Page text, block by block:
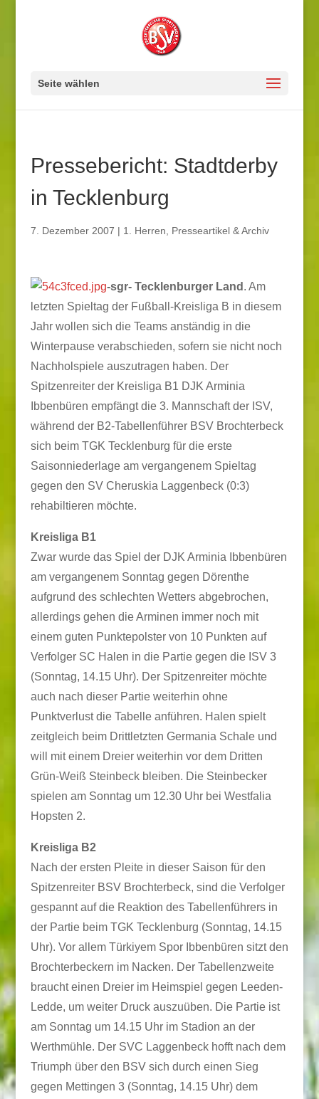
Seite wählen
Pressebericht: Stadtderby
in Tecklenburg
7. Dezember 2007 | 1. Herren Presseartikel & Archiv
-sgr- Tecklenburger Land . Am
letzten Spieltag der Fußball-Kreisliga B in diesem
Jahr wollen sich die Teams anständig in die
Winterpause verabschieden, sofern sie nicht noch
Nachholspiele auszutragen haben. Der
Spitzenreiter der Kreisliga B1 DJK Arminia
Ibbenbüren empfängt die 3. Mannschaft der ISV,
während der B2-Tabellenführer BSV Brochterbeck
sich beim TGK Tecklenburg für die erste
Saisonniederlage am vergangenem Spieltag
gegen den SV Cheruskia Laggenbeck (0:3)
rehabiltieren möchte.
Kreisliga B1
Zwar wurde das Spiel der DJK Arminia Ibbenbüren
am vergangenem Sonntag gegen Dörenthe
aufgrund des schlechten Wetters abgebrochen,
allerdings gehen die Arminen immer noch mit
einem guten Punktepolster von 10 Punkten auf
Verfolger SC Halen in die Partie gegen die ISV 3
(Sonntag, 14.15 Uhr). Der Spitzenreiter möchte
auch nach dieser Partie weiterhin ohne
Punktverlust die Tabelle anführen. Halen spielt
zeitgleich beim Drittletzten Germania Schale und
will mit einem Dreier weiterhin vor dem Dritten
Grün-Weiß Steinbeck bleiben. Die Steinbecker
spielen am Sonntag um 12.30 Uhr bei Westfalia
Hopsten 2.
Kreisliga B2
Nach der ersten Pleite in dieser Saison für den
Spitzenreiter BSV Brochterbeck, sind die Verfolger
gespannt auf die Reaktion des Tabellenführers in
der Partie beim TGK Tecklenburg (Sonntag, 14.15
Uhr). Vor allem Türkiyem Spor Ibbenbüren sitzt den
Brochterbeckern im Nacken. Der Tabellenzweite
braucht einen Dreier im Heimspiel gegen Leeden-
Ledde, um weiter Druck auszuüben. Die Partie ist
am Sonntag um 14.15 Uhr im Stadion an der
Werthmühle. Der SVC Laggenbeck hofft nach dem
Triumph über den BSV sich durch einen Sieg
gegen Mettingen 3 (Sonntag, 14.15 Uhr) dem